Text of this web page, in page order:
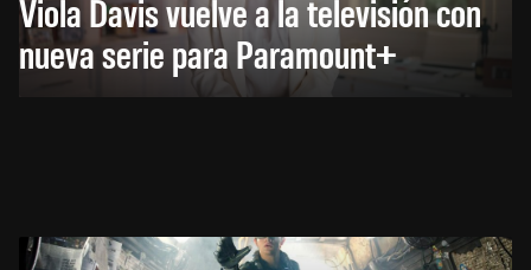
Viola Davis vuelve a la televisión con
nueva serie para Paramount+